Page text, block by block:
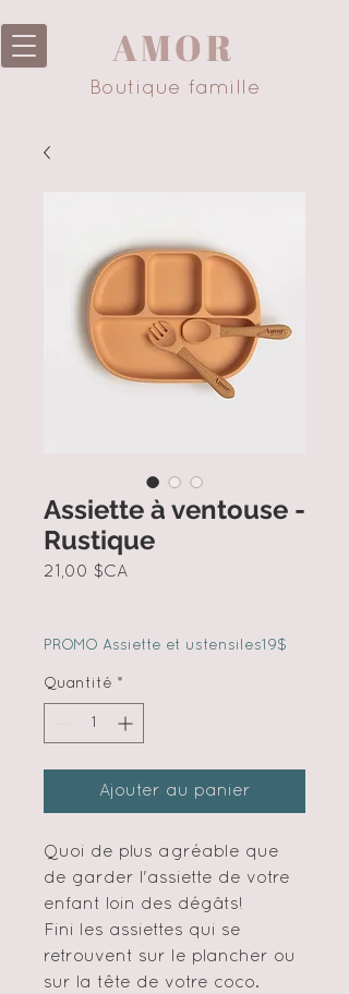
AMOR
Boutique famille
Assiette à ventouse -
Rustique
21,00 $CA
PROMO Assiette et ustensiles19$
Quantité *
Ajouter au panier
Quoi de plus agréable que
de garder l'assiette de votre
enfant loin des dégâts!
Fini les assiettes qui se
retrouvent sur le plancher ou
sur la tête de votre coco.